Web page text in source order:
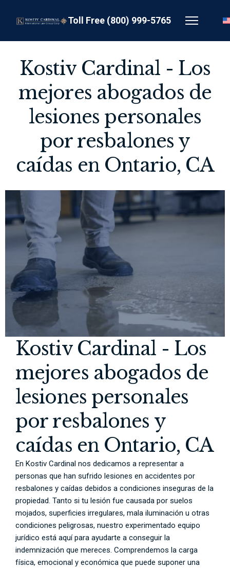
Toll Free (800) 999-5765
Kostiv Cardinal - Los
mejores abogados de
lesiones personales
por resbalones y
caídas en Ontario, CA
Kostiv Cardinal - Los
mejores abogados de
lesiones personales
por resbalones y
caídas en Ontario, CA
En Kostiv Cardinal nos dedicamos a representar a
personas que han sufrido lesiones en accidentes por
resbalones y caídas debidos a condiciones inseguras de la
propiedad. Tanto si tu lesión fue causada por suelos
mojados, superficies irregulares, mala iluminación u otras
condiciones peligrosas, nuestro experimentado equipo
jurídico está aquí para ayudarte a conseguir la
indemnización que mereces. Comprendemos la carga
física, emocional y económica que puede suponer una